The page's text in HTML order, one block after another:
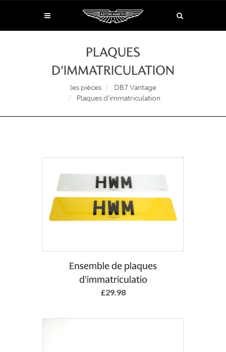
PLAQUES
D'IMMATRICULATION
les pièces
DB7 Vantage
Plaques d'immatriculation
Add to Basket
Ensemble de plaques
d'immatriculatio
£29.98